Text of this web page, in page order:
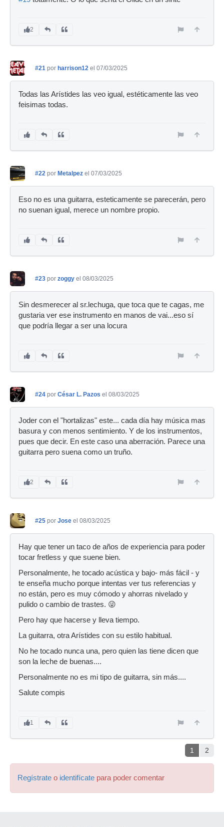
2
#21 por harrison12 el 07/03/2025
Todas las Arístides las veo igual, estéticamente las veo
feisimas todas.
#22 por Metalpez el 07/03/2025
Eso no es una guitarra, esteticamente se parecerán, pero
no suenan igual, merece un nombre propio.
#23 por zoggy el 08/03/2025
Sin desmerecer al sr.lechuga, que toca que te cagas, me
gustaria ver ese instrumento en manos de vai...eso sí
que podría llegar a ser una locura
#24 por César L. Pazos el 08/03/2025
Joder con el "hortalizas" este... cada día hay música mas
basura y con menos sentimiento. Y de los instrumentos,
pues que decir. En este caso una aberración. Parece una
guitarra pero suena como un truño.
2
#25 por Jose el 08/03/2025
Hay que tener un taco de años de experiencia para poder
tocar fretless y que suene bien.
Personalmente, he tocado acústica y bajo- más fácil - y
te enseña mucho porque intentas ver tus referencias y
no están, pero es muy cómodo y ahorras nivelado y
pulido o cambio de trastes. 😜
Pero hay que hacerse y lleva tiempo.
La guitarra, otra Arístides con su estilo habitual.
No he tocado nunca una, pero quien las tiene dicen que
son la leche de buenas....
Personalmente no es mi tipo de guitarra, sin más....
Salute compis
1
1 2
Regístrate o identifícate para poder comentar